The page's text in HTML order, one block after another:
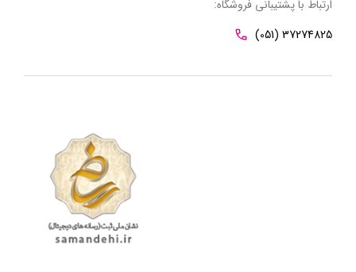
ارتباط با پشتیبانی فروشگاه:
(051) 37274825